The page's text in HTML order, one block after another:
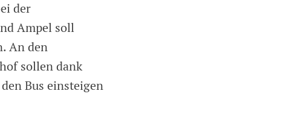
der
Ampel soll
An den
sollen dank
Bus einsteigen